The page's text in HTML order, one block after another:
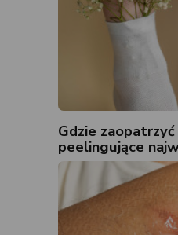
Gdzie
peelingujące